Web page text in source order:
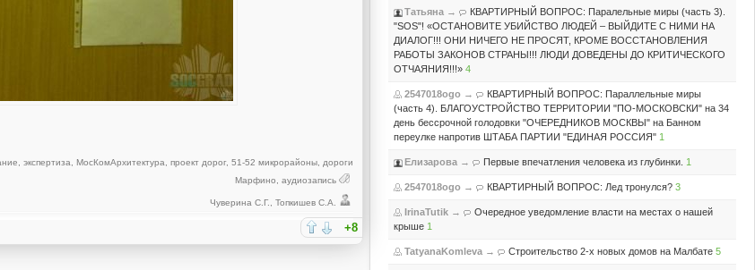
экспертиза МосКомАрхитектура проект дорог, 51-52 микрорайоны
дороги
Марфино
аудиозапись
Чуверина С.Г. Топкишев С.А.
+8
Татьяна→
КВАРТИРНЫЙ ВОПРОС: Паралельные миры (часть 3).
"SOS"! «ОСТАНОВИТЕ УБИЙСТВО ЛЮДЕЙ – ВЫЙДИТЕ С НИМИ НА
ДИАЛОГ!!! ОНИ НИЧЕГО НЕ ПРОСЯТ, КРОМЕ ВОССТАНОВЛЕНИЯ
РАБОТЫ ЗАКОНОВ СТРАНЫ!!! ЛЮДИ ДОВЕДЕНЫ ДО КРИТИЧЕСКОГО
ОТЧАЯНИЯ!!!» 4
2547018ogo →
КВАРТИРНЫЙ ВОПРОС: Параллельные миры
(часть 4). БЛАГОУСТРОЙСТВО ТЕРРИТОРИИ "ПО-МОСКОВСКИ" на 34
день бессрочной голодовки "ОЧЕРЕДНИКОВ МОСКВЫ" на Банном
переулке напротив ШТАБА ПАРТИИ "ЕДИНАЯ РОССИЯ" 1
Елизарова→ Первые впечатления человека из глубинки. 1
2547018ogo → КВАРТИРНЫЙ ВОПРОС: Лед тронулся? 3
IrinaTutik→
Очередное уведомление власти на местах о нашей
крыше 1
TatyanaKomleva→ Строительство 2-х новых домов на Малбате 5